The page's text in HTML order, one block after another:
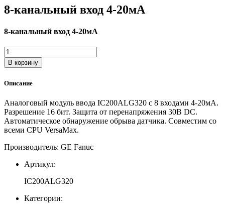
8-канальный вход 4-20мА
8-канальный вход 4-20мА
Количество
товара
8-
вход
20мА
В корзину
Описание
Аналоговый модуль ввода IC200ALG320 с 8 входами 4-20мА.
Разрешение 16 бит. Защита от перенапряжения 30В DC.
Автоматическое обнаружение обрыва датчика. Совместим со
всеми CPU VersaMax.
Производитель: GE Fanuc
Артикул:
IC200ALG320
Категории: